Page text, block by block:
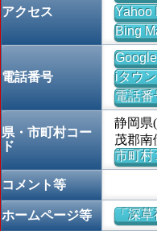
アクセス
Yahoo
Bing
電話番号
iタウ
電話番
県・市町村コー
ド
静岡県
茂郡南
市町村
コメント等
ホームページ等 「深草